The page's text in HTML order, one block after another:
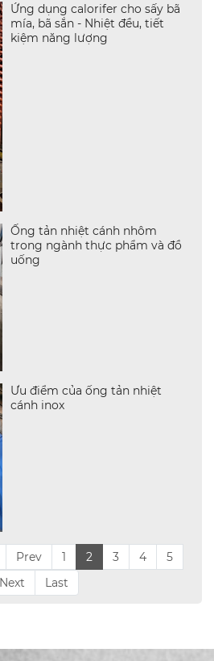
Ứng dụng calorifer cho sấy bã
mía, bã sắn - Nhiệt đều, tiết
kiệm năng lượng
Ống tản nhiệt cánh nhôm
trong ngành thực phẩm và đồ
uống
Ưu điểm của ống tản nhiệt
cánh inox
Prev 1 2 3 4
5
Next
Last